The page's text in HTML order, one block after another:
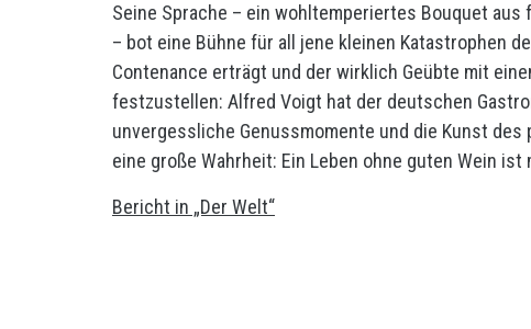
Seine Sprache – ein wohltemperiertes Bouquet
– bot eine Bühne für all jene kleinen Katastrophen
Contenance erträgt und der wirklich Geübte mit
festzustellen: Alfred Voigt hat der deutschen
unvergessliche Genussmomente und die Kunst
eine große Wahrheit: Ein Leben ohne guten Wein
Bericht in „Der Welt“